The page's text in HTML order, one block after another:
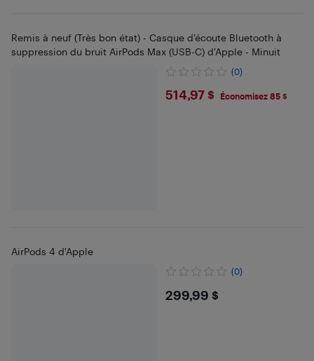
Remis à neuf (Très bon état) - Casque d'écoute Bluetooth à
suppression du bruit AirPods Max (USB-C) d'Apple - Minuit
(0)
$514.97
514,97 $ Économisez 85 $
AirPods 4 d'Apple
(0)
$299.99
299,99 $